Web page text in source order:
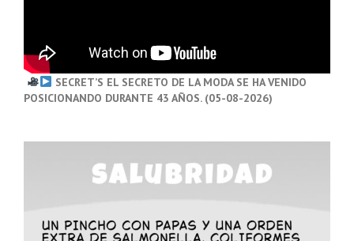
SECRET’S EL SECRETO DE LA MODA SE HA VENIDO
POSICIONANDO DURANTE 43 AÑOS. (05-08-2026)